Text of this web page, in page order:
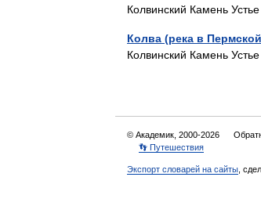
Колвинский Камень
Колва (река в
Колвинский Камень
© Академик, 2000-2026
👣 Путешествия
Экспорт словарей на сайты ,